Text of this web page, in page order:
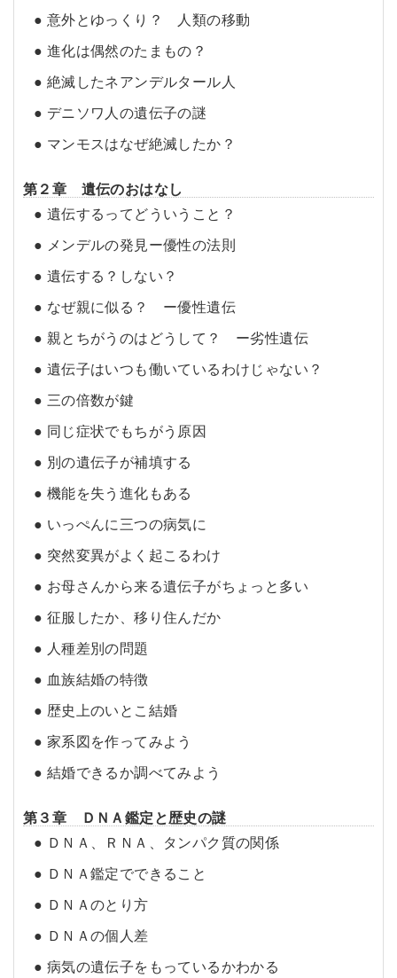
● 意外とゆっくり？ 人類の移動
● 進化は偶然のたまもの？
● 絶滅したネアンデルタール人
● デニソワ人の遺伝子の謎
● マンモスはなぜ絶滅したか？
第２章 遺伝のおはなし
● 遺伝するってどういうこと？
● メンデルの発見ー優性の法則
● 遺伝する？しない？
● なぜ親に似る？ ー優性遺伝
● 親とちがうのはどうして？ ー劣性遺伝
● 遺伝子はいつも働いているわけじゃない？
● 三の倍数が鍵
● 同じ症状でもちがう原因
● 別の遺伝子が補填する
● 機能を失う進化もある
● いっぺんに三つの病気に
● 突然変異がよく起こるわけ
● お母さんから来る遺伝子がちょっと多い
● 征服したか、移り住んだか
● 人種差別の問題
● 血族結婚の特徴
● 歴史上のいとこ結婚
● 家系図を作ってみよう
● 結婚できるか調べてみよう
第３章 ＤＮＡ鑑定と歴史の謎
● ＤＮＡ、ＲＮＡ、タンパク質の関係
● ＤＮＡ鑑定でできること
● ＤＮＡのとり方
● ＤＮＡの個人差
● 病気の遺伝子をもっているかわかる